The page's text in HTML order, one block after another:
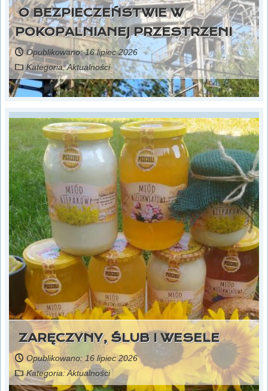
O BEZPIECZEŃSTWIE W
POKOPALNIANEJ PRZESTRZENI
Opublikowano: 16 lipiec 2026
Kategoria:Aktualności
ZARĘCZYNY, ŚLUB I WESELE
Opublikowano: 16 lipiec 2026
Kategoria:Aktualności